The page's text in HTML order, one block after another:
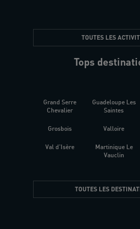
TOUTES LES
Tops
Grand Serre
Chevalier
Grosbois
Val d'Isère
Guadeloupe Les
Saintes
Valloire
Martinique Le
Vauclin
TOUTES LES